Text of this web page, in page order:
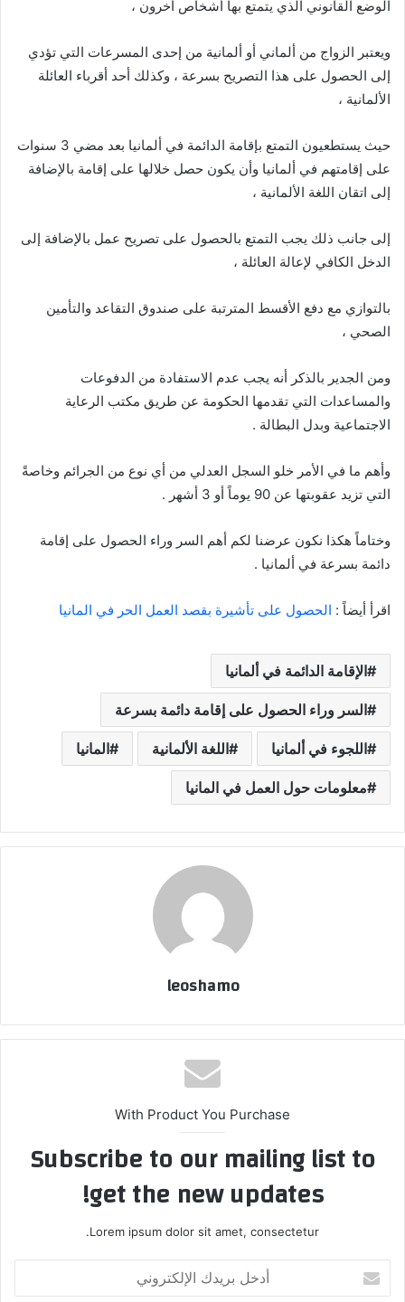
الوضع القانوني الذي يتمتع بها أشخاص أخرون ،
ويعتبر الزواج من ألماني أو ألمانية من إحدى المسرعات التي تؤدي
إلى الحصول على هذا التصريح بسرعة ، وكذلك أحد أقرباء العائلة
الألمانية ،
حيث يستطعيون التمتع بإقامة الدائمة في ألمانيا بعد مضي 3 سنوات
على إقامتهم في ألمانيا وأن يكون حصل خلالها على إقامة بالإضافة
إلى اتقان اللغة الألمانية ،
إلى جانب ذلك يجب التمتع بالحصول على تصريح عمل بالإضافة إلى
الدخل الكافي لإعالة العائلة ،
بالتوازي مع دفع الأقسط المترتبة على صندوق التقاعد والتأمين
الصحي ،
ومن الجدير بالذكر أنه يجب عدم الاستفادة من الدفوعات
والمساعدات التي تقدمها الحكومة عن طريق مكتب الرعاية
الاجتماعية وبدل البطالة .
وأهم ما في الأمر خلو السجل العدلي من أي نوع من الجرائم وخاصةً
التي تزيد عقوبتها عن 90 يوماً أو 3 أشهر .
وختاماً هكذا نكون عرضنا لكم أهم السر وراء الحصول على إقامة
دائمة بسرعة في ألمانيا .
اقرأ أيضاً : الحصول على تأشيرة بقصد العمل الحر في المانيا
الإقامة الدائمة في ألمانيا
السر وراء الحصول على إقامة دائمة بسرعة
اللجوء في ألمانيا اللغة الألمانية المانيا
معلومات حول العمل في المانيا
leoshamo
With Product You Purchase
Subscribe to our mailing list to
get the new updates!
Lorem ipsum dolor sit amet, consectetur.
بريدك